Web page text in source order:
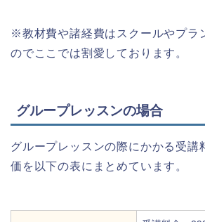
※教材費や諸経費はスクールやプラ
のでここでは割愛しております。
グループレッスンの場合
グループレッスンの際にかかる受講
価を以下の表にまとめています。